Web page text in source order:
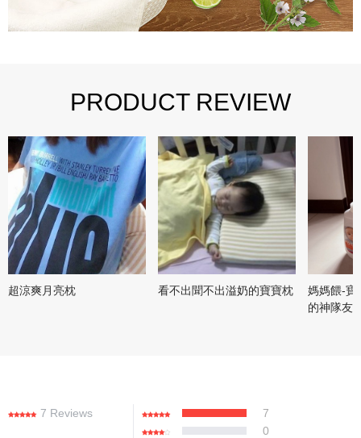
PRODUCT REVIEW
超涼爽月亮枕 看不出聞不出溢奶的寶寶枕
媽媽餵-寶
的神隊友
7 Reviews
7
0